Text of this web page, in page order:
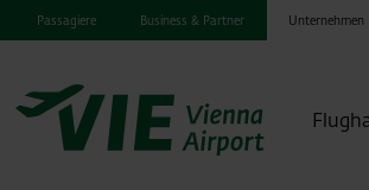
Passagiere Business & Partner Unternehmen